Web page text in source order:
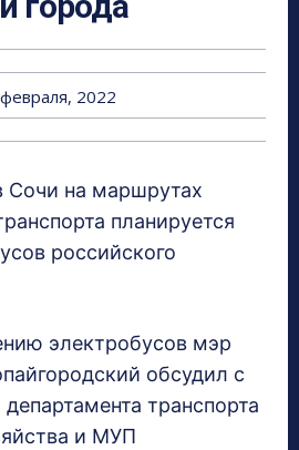
2022
Сочи на маршрутах
планируется
российского
электробусов мэр
обсудил с
транспорта
и МУП